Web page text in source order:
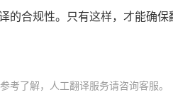
的合规性。只有这样，才能确
考了解，人工翻译服务请咨询客服。